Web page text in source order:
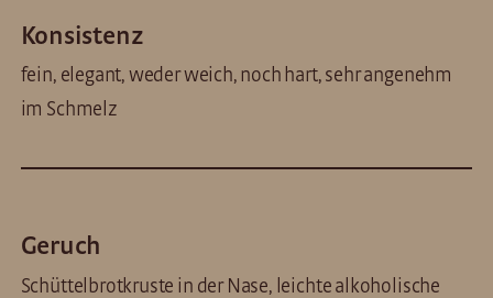
Konsistenz
fein, elegant, weder weich, noch hart, sehr angenehm
im Schmelz
Geruch
Schüttelbrotkruste in der Nase, leichte alkoholische